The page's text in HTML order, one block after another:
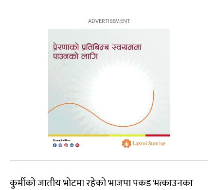
कुर्मीको जातीय भोटमा रहेको भाजपा पकड भत्काउनका